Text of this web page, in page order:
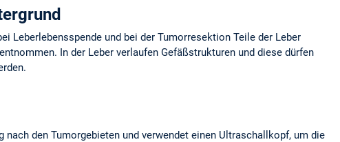
Leberlebensspende und bei der Tumorresektion Teile der Leber
In der Leber verlaufen Gefäßstrukturen und diese dürfen
nach den Tumorgebieten und verwendet einen Ultraschallkopf, um die